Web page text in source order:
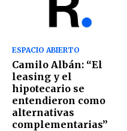
ESPACIO ABIERTO
Camilo Albán: “El
leasing y el
hipotecario se
entendieron como
alternativas
complementarias”